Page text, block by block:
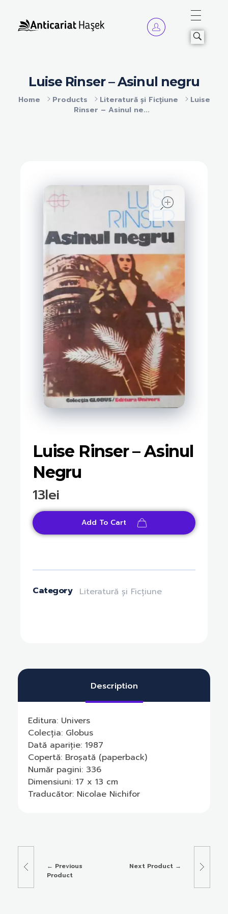
Home Products Literatură și Ficțiune
Luise
Rinser – Asinul ne...
Luise Rinser – Asinul negru
Luise Rinser – Asinul
Negru
13lei
Add To Cart
Category Literatură și Ficțiune
Description
Editura: Univers
Colecția: Globus
Dată apariție: 1987
Copertă: Broșată (paperback)
Număr pagini: 336
Dimensiuni: 17 x 13 cm
Traducător: Nicolae Nichifor
Previous
Product
Next Product